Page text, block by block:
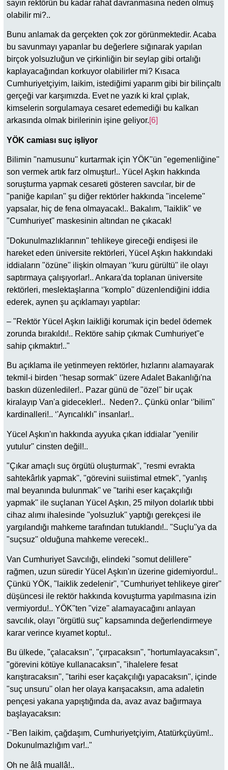
sayın rektörün bu kadar rahat davranmasına neden olmuş
olabilir mi?..
Bunu anlamak da gerçekten çok zor görünmektedir. Acaba
bu savunmayı yapanlar bu değerlere sığınarak yapılan
birçok yolsuzluğun ve çirkinliğin bir seylap gibi ortalığı
kaplayacağından korkuyor olabilirler mi? Kısaca
Cumhuriyetçiyim, laikim, istediğimi yaparım gibi bir bilinçaltı
gerçeği var karşımızda. Evet ne yazık ki kral çıplak,
kimselerin sorgulamaya cesaret edemediği bu kalkan
arkasında olmak birilerinin işine geliyor. [6]
YÖK camiası suç işliyor
Bilimin "namusunu'' kurtarmak için YÖK''ün "egemenliğine''
son vermek artık farz olmuştur!.. Yücel Aşkın hakkında
soruşturma yapmak cesareti gösteren savcılar, bir de
"paniğe kapılan'' şu diğer rektörler hakkında "inceleme''
yapsalar, hiç de fena olmayacak!.. Bakalım, "laiklik'' ve
"Cumhuriyet'' maskesinin altından ne çıkacak!
"Dokunulmazlıklarının'' tehlikeye gireceği endişesi ile
hareket eden üniversite rektörleri, Yücel Aşkın hakkındaki
iddiaların "özüne'' ilişkin olmayan ‘'kuru gürültü'' ile olayı
saptırmaya çalışıyorlar!.. Ankara'da toplanan üniversite
rektörleri, meslektaşlarına ‘'komplo'' düzenlendiğini iddia
ederek, aynen şu açıklamayı yaptılar:
– "Rektör Yücel Aşkın laikliği korumak için bedel ödemek
zorunda bırakıldı!.. Rektöre sahip çıkmak Cumhuriyet''e
sahip çıkmaktır!.."
Bu açıklama ile yetinmeyen rektörler, hızlarını alamayarak
tekmil-i birden ‘'hesap sormak'' üzere Adalet Bakanlığı'na
baskın düzenlediler!.. Pazar günü de "özel'' bir uçak
kiralayıp Van'a gidecekler!.. Neden?.. Çünkü onlar ‘'bilim''
kardinalleri!.. ‘'Ayrıcalıklı'' insanlar!..
Yücel Aşkın'ın hakkında ayyuka çıkan iddialar "yenilir
yutulur'' cinsten değil!..
"Çıkar amaçlı suç örgütü oluşturmak'', "resmi evrakta
sahtekârlık yapmak'', "görevini suiistimal etmek'', "yanlış
mal beyanında bulunmak'' ve "tarihi eser kaçakçılığı
yapmak'' ile suçlanan Yücel Aşkın, 25 milyon dolarlık tıbbi
cihaz alımı ihalesinde "yolsuzluk'' yaptığı gerekçesi ile
yargılandığı mahkeme tarafından tutuklandı!.. "Suçlu''ya da
"suçsuz'' olduğuna mahkeme verecek!..
Van Cumhuriyet Savcılığı, elindeki "somut delillere''
rağmen, uzun süredir Yücel Aşkın'ın üzerine gidemiyordu!..
Çünkü YÖK, "laiklik zedelenir'', "Cumhuriyet tehlikeye girer''
düşüncesi ile rektör hakkında kovuşturma yapılmasına izin
vermiyordu!.. YÖK''ten "vize'' alamayacağını anlayan
savcılık, olayı "örgütlü suç'' kapsamında değerlendirmeye
karar verince kıyamet koptu!..
Bu ülkede, "çalacaksın'', "çırpacaksın'', "hortumlayacaksın'',
"görevini kötüye kullanacaksın'', "ihalelere fesat
karıştıracaksın'', "tarihi eser kaçakçılığı yapacaksın'', içinde
"suç unsuru'' olan her olaya karışacaksın, ama adaletin
pençesi yakana yapıştığında da, avaz avaz bağırmaya
başlayacaksın:
-"Ben laikim, çağdaşım, Cumhuriyetçiyim, Atatürkçüyüm!..
Dokunulmazlığım var!.."
Oh ne âlâ muallâ!..